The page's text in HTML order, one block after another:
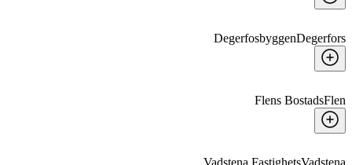
DegerfosbyggenDegerfors
Flens BostadsFlen
Vadstena FastighetsVadstena